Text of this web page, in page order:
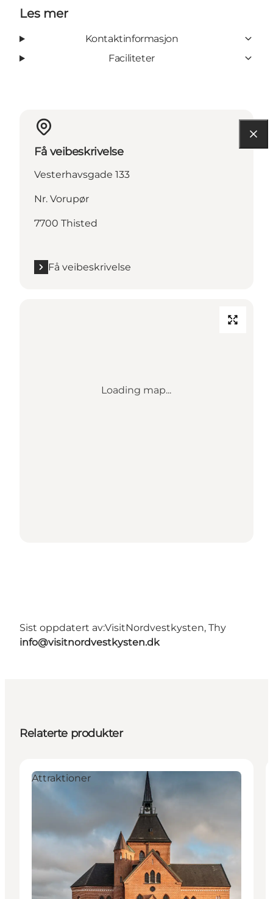
Les mer
Kontaktinformasjon
Faciliteter
Få veibeskrivelse
Vesterhavsgade 133
Nr. Vorupør
7700 Thisted
Få veibeskrivelse
Loading map...
Sist oppdatert av:VisitNordvestkysten, Thy
info@visitnordvestkysten.dk
Relaterte produkter
Attraktioner